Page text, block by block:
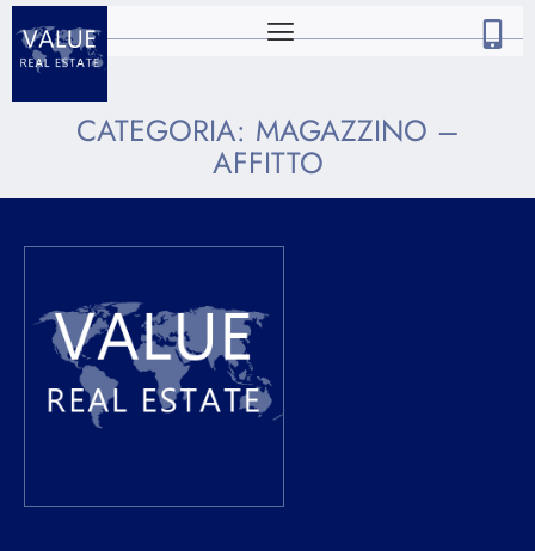
CATEGORIA: MAGAZZINO –
AFFITTO